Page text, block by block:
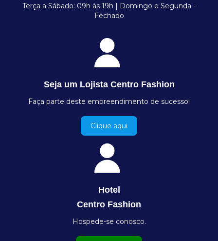
Terça a Sábado: 09h às 19h | Domingo e Segunda -
Fechado
Seja um Lojista Centro Fashion
Faça parte deste empreendimento de sucesso!
Clique aqui
Hotel
Centro Fashion
Hospede-se conosco.